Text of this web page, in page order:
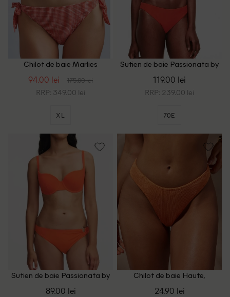
Chilot de baie Marlies
94.00 lei 175.00 lei
RRP: 349.00 lei
XL
Sutien de baie Passionata by
119.00 lei
RRP: 239.00 lei
70E
Sutien de baie Passionata by
89.00 lei
Chilot de baie Haute,
24.90 lei